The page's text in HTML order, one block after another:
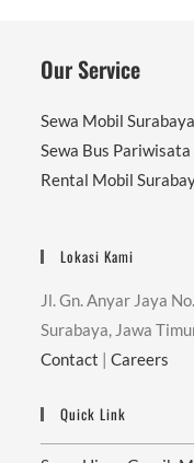
Our Service
Sewa Mobil Surabaya
Sewa Bus Pariwisata
Rental Mobil
Lokasi Kami
Jl. Gn. Anyar Jaya
Surabaya, Jawa
Contact |Careers
Quick Link